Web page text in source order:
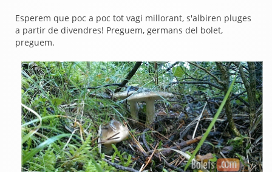
Esperem que poc a poc tot vagi millorant, s'albiren pluges
a partir de divendres! Preguem, germans del bolet,
preguem.